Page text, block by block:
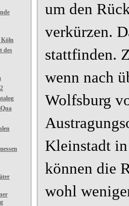
des
um den
verkürzen.
stattfinden.
wenn nach
Wolfsburg
Kleinstadt
können die
wohl